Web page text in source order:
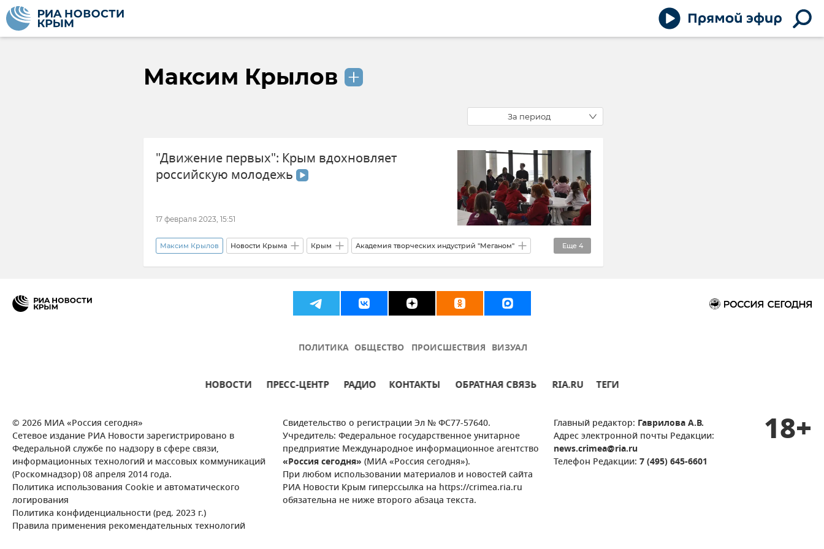
Максим Крылов
За период
"Движение первых": Крым вдохновляет
российскую молодежь
17 февраля 2023, 15:51
Еще 4
Максим Крылов Новости Крыма Крым Академия творческих индустрий "Меганом"
Арт-кластер "Таврида" Движение первых Общество Анна Старкова
ПОЛИТИКА ОБЩЕСТВО ПРОИСШЕСТВИЯ ВИЗУАЛ
НОВОСТИ ПРЕСС-ЦЕНТР РАДИО КОНТАКТЫ ОБРАТНАЯ СВЯЗЬ RIA.RU ТЕГИ
© 2026 МИА «Россия сегодня»
Сетевое издание РИА Новости зарегистрировано в
Федеральной службе по надзору в сфере связи,
информационных технологий и массовых коммуникаций
(Роскомнадзор) 08 апреля 2014 года.
Политика использования Cookie и автоматического
логирования
Политика конфиденциальности (ред. 2023 г.)
Правила применения рекомендательных технологий
Свидетельство о регистрации Эл № ФС77-57640.
Учредитель: Федеральное государственное унитарное
предприятие Международное информационное агентство
«Россия сегодня» (МИА «Россия сегодня»).
При любом использовании материалов и новостей сайта
РИА Новости Крым гиперссылка на https://crimea.ria.ru
обязательна не ниже второго абзаца текста.
Главный редактор: Гаврилова А.В.
Адрес электронной почты Редакции:
news.crimea@ria.ru
Телефон Редакции: 7 (495) 645-6601
18+